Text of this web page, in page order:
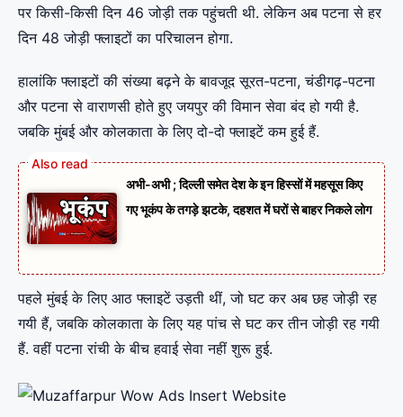
पर किसी-किसी दिन 46 जोड़ी तक पहुंचती थी. लेकिन अब पटना से हर
दिन 48 जोड़ी फ्लाइटों का परिचालन होगा.
हालांकि फ्लाइटों की संख्या बढ़ने के बावजूद सूरत-पटना, चंडीगढ़-पटना
और पटना से वाराणसी होते हुए जयपुर की विमान सेवा बंद हो गयी है.
जबकि मुंबई और कोलकाता के लिए दो-दो फ्लाइटें कम हुई हैं.
अभी-अभी ; दिल्ली समेत देश के इन हिस्सों में महसूस किए
गए भूकंप के तगड़े झटके, दहशत में घरों से बाहर निकले लोग
पहले मुंबई के लिए आठ फ्लाइटें उड़ती थीं, जो घट कर अब छह जोड़ी रह
गयी हैं, जबकि कोलकाता के लिए यह पांच से घट कर तीन जोड़ी रह गयी
हैं. वहीं पटना रांची के बीच हवाई सेवा नहीं शुरू हुई.